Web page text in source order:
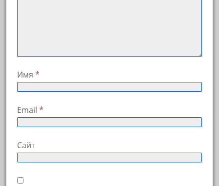
Имя *
Email *
Сайт